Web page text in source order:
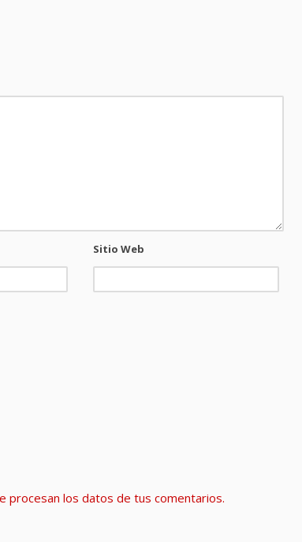
Sitio Web
procesan los datos de tus comentarios.